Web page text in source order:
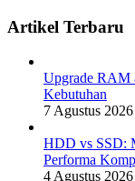
Artikel Terbaru
Upgrade RAM
Kebutuhan
7 Agustus 2026
HDD vs SSD:
Performa
4 Agustus 2026